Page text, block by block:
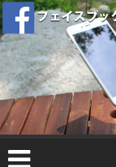
コ
ン
テ
ン
ツ
へ
ス
キ
ッ
T
O